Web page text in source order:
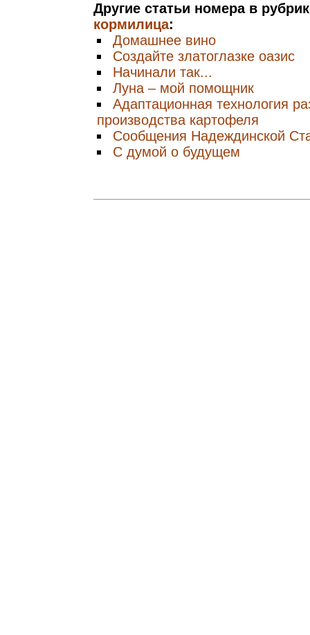
Другие статьи номера в
кормилица:
Домашнее вино
Создайте златоглазке оазис
Начинали так...
Луна – мой помощник
Адаптационная технология
производства картофеля
Сообщения Надеждинской
С думой о будущем